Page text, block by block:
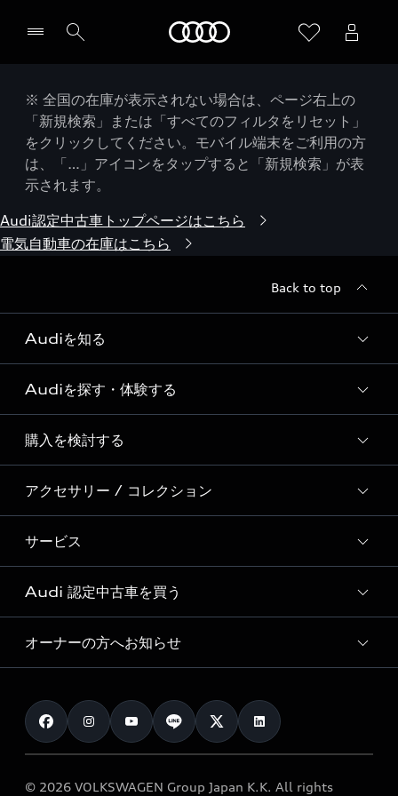
※ 全国の在庫が表示されない場合は、ページ右上の
「新規検索」または「すべてのフィルタをリセット」
をクリックしてください。モバイル端末をご利用の方
は、「…」アイコンをタップすると「新規検索」が表
示されます。
Audi認定中古車トップページはこちら
電気自動車の在庫はこちら
Back to top
Audiを知る
Audi ブランド
Story of Progress
Audi Sport
Formula 1®
デジタルサービス
Audiを探す・体験する
ディーラー検索
新車在庫検索
試乗車・展示車検索
見積り依頼
試乗予約
購入を検討する
モデル一覧
特別仕様モデル / 限定モデル
e-tronラインアップ
価格シミュレーション
車両比較
カタログ一覧
アクセサリー / コレクション
純正アクセサリー
オンラインショップ
Audi collection
アウディナビアプリ
サービス
サービス入庫予約
サービスプログラム
メンテナンス
車検 / 定期点検
e-tronアフターサポート
Audi 認定中古車を買う
Audi認定中古車
クオリティ
保証
メンテナンス
オーナーの方へお知らせ
お知らせ
オーナー様向けキャンペーン
© 2026 VOLKSWAGEN Group Japan K.K. All rights